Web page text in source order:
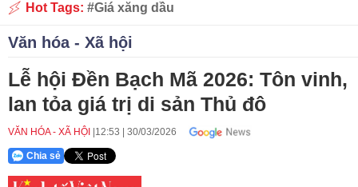
Hot Tags: Giá xăng dầu
Văn hóa - Xã hội
Lễ hội Đền Bạch Mã 2026: Tôn vinh,
lan tỏa giá trị di sản Thủ đô
VĂN HÓA - XÃ HỘI 12:53 30/03/2026
Chia sẻ